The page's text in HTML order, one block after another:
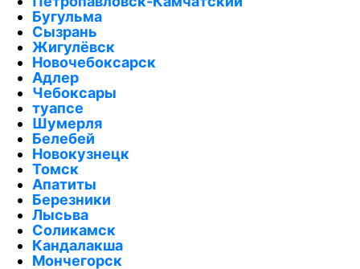
Бугульма
Сызрань
Жигулёвск
Новочебоксарск
Адлер
Чебоксары
туапсе
Шумерля
Белебей
Новокузнецк
Томск
Апатиты
Березники
Лысьва
Соликамск
Кандалакша
Мончегорск